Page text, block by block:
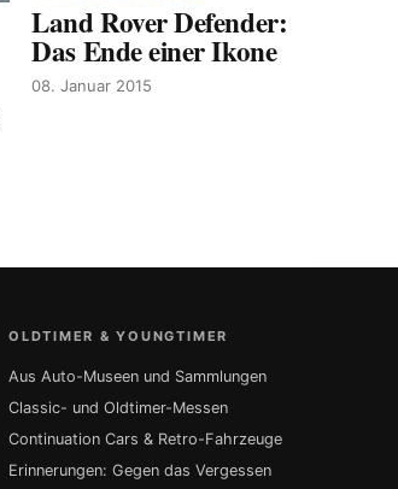
Land Rover Defender:
Das Ende einer Ikone
08. Januar 2015
OLDTIMER & YOUNGTIMER
Aus Auto-Museen und Sammlungen
Classic- und Oldtimer-Messen
Continuation Cars & Retro-Fahrzeuge
Erinnerungen: Gegen das Vergessen